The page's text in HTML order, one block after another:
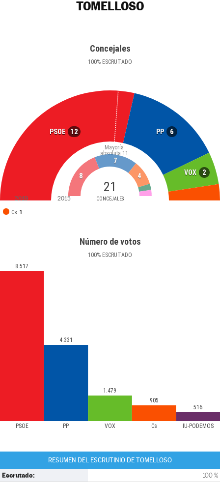
TOMELLOSO
Concejales
100% ESCRUTADO
PSOE 12 PP 6
VOX 2
21
CONCEJALES
Mayoría
absoluta 11
Cs 1
8
7
4
2019 2015
Número de votos
100% ESCRUTADO
PSOE PP VOX Cs IU-PODEMOS
8.517
4.331
1.479
905
516
RESUMEN DEL ESCRUTINIO DE TOMELLOSO
Escrutado: 100 %